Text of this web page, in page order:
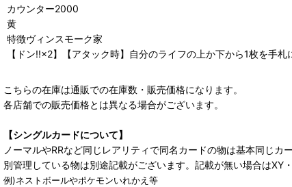
カウンター2000
黄
特徴ヴィンスモーク家
【ドン!!×2】【アタック時】自分のライフの上か下から1枚を手
こちらの在庫は通販での在庫数・販売価格になります。
各店舗での販売価格とは異なる場合がございます。
【シングルカードについて】
ノーマルやRRなど同じレアリティで同名カードの物は基本同じカ
別管理している物は別途記載がございます。記載が無い場合は
例)ネストボールやポケモンいれかえ等